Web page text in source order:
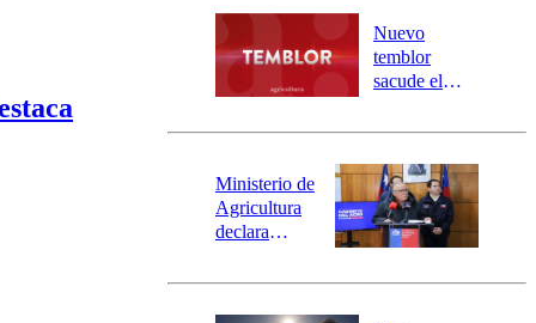
río Damas:
activa
mensajería
SAE
Nuevo
temblor
sacude el
revisa la
epicentro
Ministerio de
Agricultura
declara
agrícola para